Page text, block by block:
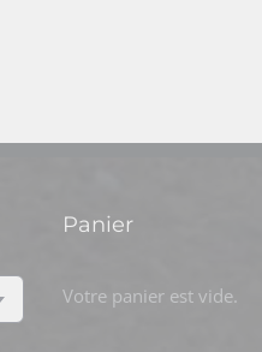
Panier
Votre panier est vide.